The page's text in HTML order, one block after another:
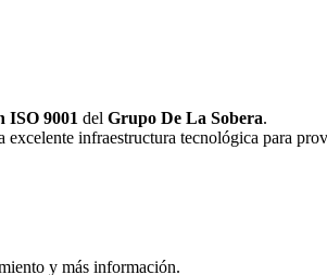
ISO 9001 del Grupo De La Sobera.
infraestructura tecnológica para
y más información.